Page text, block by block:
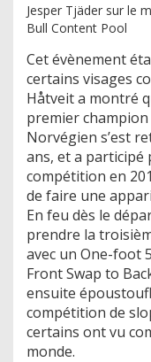
Jesper Tjäder sur le
Bull Content Pool
Cet évènement
certains visages
Håtveit a montré
premier champion
Norvégien s’est
ans, et a participé
compétition en
de faire une
En feu dès le
prendre la
avec un One-foot
Front Swap to
ensuite
compétition de
certains ont vu
monde.